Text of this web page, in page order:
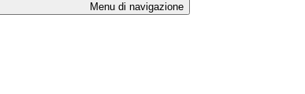
Menu di navigazione